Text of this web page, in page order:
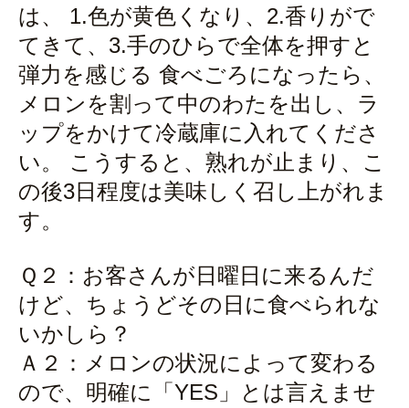
は、 1.色が黄色くなり、2.香りがで
てきて、3.手のひらで全体を押すと
弾力を感じる 食べごろになったら、
メロンを割って中のわたを出し、ラ
ップをかけて冷蔵庫に入れてくださ
い。 こうすると、熟れが止まり、こ
の後3日程度は美味しく召し上がれま
す。
Ｑ２：お客さんが日曜日に来るんだ
けど、ちょうどその日に食べられな
いかしら？
Ａ２：メロンの状況によって変わる
ので、明確に「YES」とは言えませ